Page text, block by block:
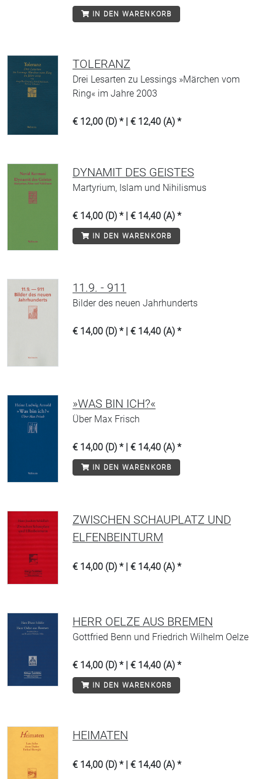
IN DEN WARENKORB
TOLERANZ
Drei Lesarten zu Lessings »Märchen vom
Ring« im Jahre 2003
€ 12,00 (D) * | € 12,40 (A) *
DYNAMIT DES GEISTES
Martyrium, Islam und Nihilismus
€ 14,00 (D) * | € 14,40 (A) *
IN DEN WARENKORB
11.9. - 911
Bilder des neuen Jahrhunderts
€ 14,00 (D) * | € 14,40 (A) *
»WAS BIN ICH?«
Über Max Frisch
€ 14,00 (D) * | € 14,40 (A) *
IN DEN WARENKORB
ZWISCHEN SCHAUPLATZ UND
ELFENBEINTURM
€ 14,00 (D) * | € 14,40 (A) *
HERR OELZE AUS BREMEN
Gottfried Benn und Friedrich Wilhelm Oelze
€ 14,00 (D) * | € 14,40 (A) *
IN DEN WARENKORB
HEIMATEN
€ 14,00 (D) * | € 14,40 (A) *